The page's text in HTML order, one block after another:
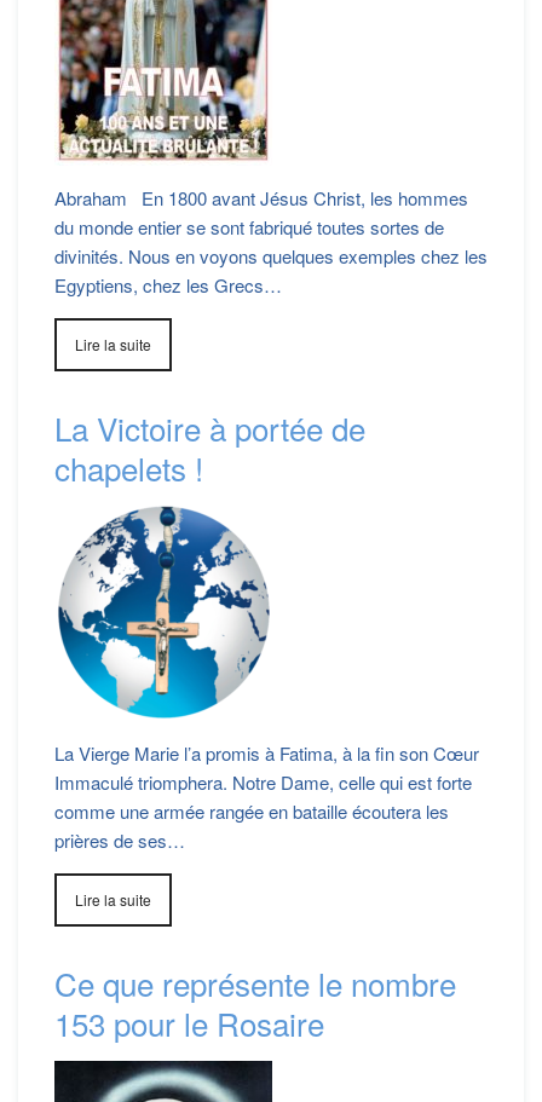
Abraham En 1800 avant Jésus Christ, les hommes
du monde entier se sont fabriqué toutes sortes de
divinités. Nous en voyons quelques exemples chez les
Egyptiens, chez les Grecs…
Lire la suite
La Victoire à portée de
chapelets !
La Vierge Marie l’a promis à Fatima, à la fin son Cœur
Immaculé triomphera. Notre Dame, celle qui est forte
comme une armée rangée en bataille écoutera les
prières de ses…
Lire la suite
Ce que représente le nombre
153 pour le Rosaire